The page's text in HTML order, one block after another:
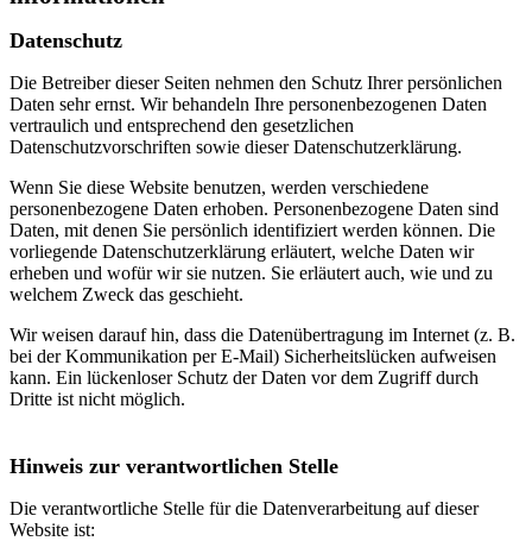
Datenschutz
Die Betreiber dieser Seiten nehmen den Schutz Ihrer persönlichen
Daten sehr ernst. Wir behandeln Ihre personenbezogenen Daten
vertraulich und entsprechend den gesetzlichen
Datenschutzvorschriften sowie dieser Datenschutzerklärung.
Wenn Sie diese Website benutzen, werden verschiedene
personenbezogene Daten erhoben. Personenbezogene Daten sind
Daten, mit denen Sie persönlich identifiziert werden können. Die
vorliegende Datenschutzerklärung erläutert, welche Daten wir
erheben und wofür wir sie nutzen. Sie erläutert auch, wie und zu
welchem Zweck das geschieht.
Wir weisen darauf hin, dass die Datenübertragung im Internet (z. B.
bei der Kommunikation per E-Mail) Sicherheitslücken aufweisen
kann. Ein lückenloser Schutz der Daten vor dem Zugriff durch
Dritte ist nicht möglich.
Hinweis zur verantwortlichen Stelle
Die verantwortliche Stelle für die Datenverarbeitung auf dieser
Website ist: